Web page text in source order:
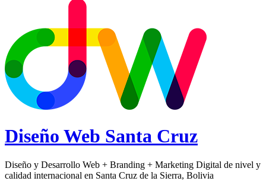
Diseño Web Santa Cruz
Diseño y Desarrollo Web + Branding + Marketing Digital de nivel y
calidad internacional en Santa Cruz de la Sierra, Bolivia